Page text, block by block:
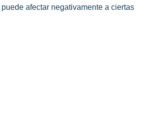
afectar negativamente a ciertas